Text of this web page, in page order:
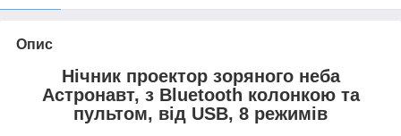
Опис
Нічник проектор зоряного неба
Астронавт, з Bluetooth колонкою та
пультом, від USB, 8 режимів